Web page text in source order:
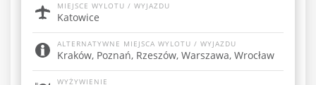
MIEJSCE WYLOTU / WYJAZDU
Katowice
ALTERNATYWNE MIEJSCA WYLOTU / WYJAZDU
Kraków, Poznań, Rzeszów, Warszawa, Wrocław
WYŻYWIENIE